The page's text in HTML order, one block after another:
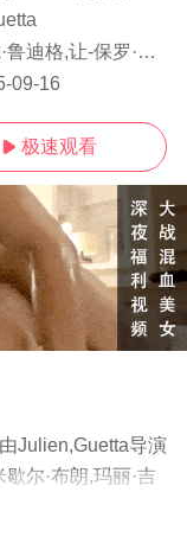
·布朗,玛丽·吉兰,奥罗拉·布鲁坦,Niels,Hamel-Brochen,Ro
09-16
 极速观看
Julien,Guetta导演
尔·布朗,玛丽·吉